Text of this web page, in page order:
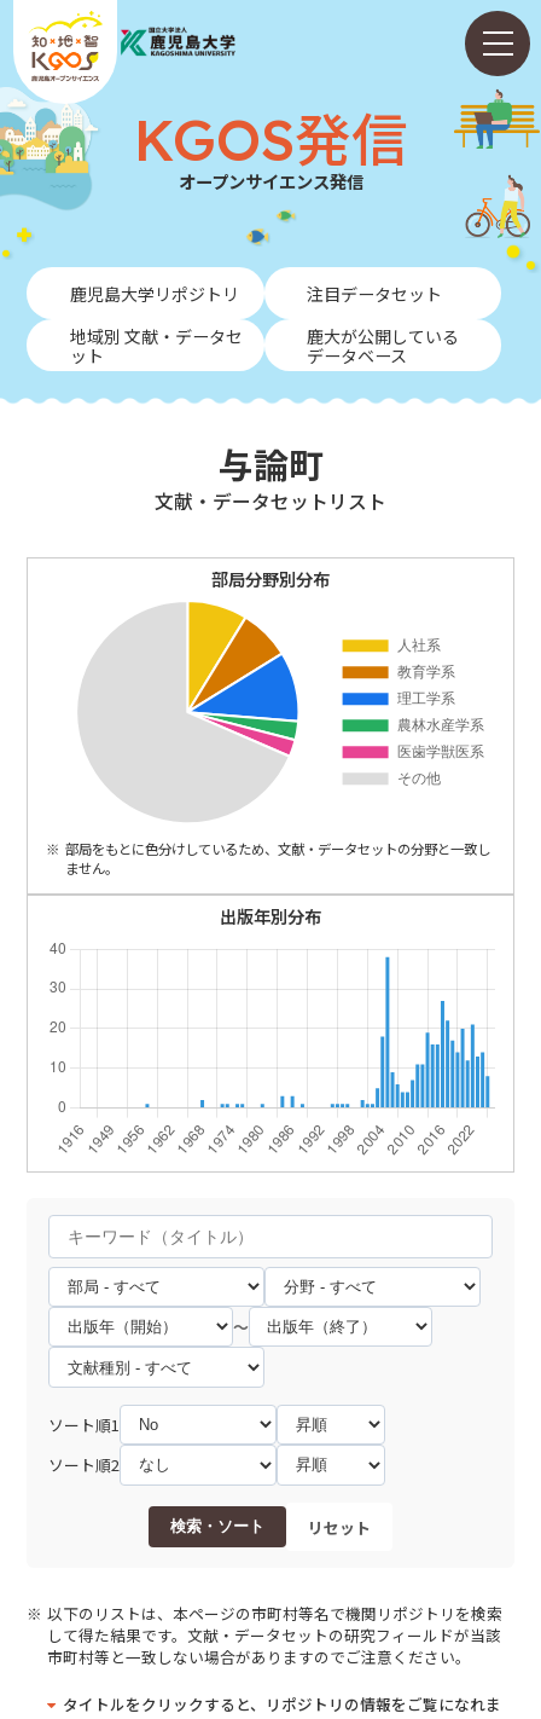
KGOS発信
オープンサイエンス発信
鹿児島大学リポジトリ
注目データセット
地域別 文献・データセ
ット
鹿大が公開している
データベース
与論町
⽂献・データセットリスト
部局分野別分布
部局をもとに色分けしているため、文献・データセットの分野と一致し
ません。
出版年別分布
～
ソート順1
ソート順2
検索・ソート リセット
以下のリストは、本ページの市町村等名で機関リポジトリを検索
して得た結果です。文献・データセットの研究フィールドが当該
市町村等と一致しない場合がありますのでご注意ください。
タイトルをクリックすると、リポジトリの情報をご覧になれま
ホーム
ABOUT
KGOS発信
NEWS
ENGLISH